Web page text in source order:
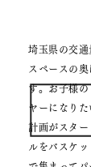
埼玉県の交
スペースの
す。お子様
ヤーになり
計画がスター
ルをバスケ